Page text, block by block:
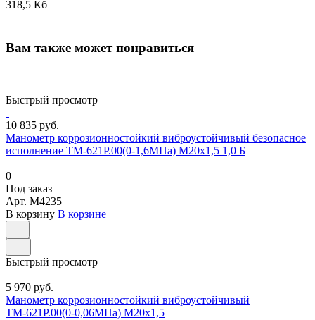
318,5 Кб
Вам также может понравиться
Быстрый просмотр
10 835 руб.
Манометр коррозионностойкий виброустойчивый безопасное
исполнение ТМ-621Р.00(0-1,6МПа) М20х1,5 1,0 Б
0
Под заказ
Арт. M4235
В корзину В корзине
Быстрый просмотр
5 970 руб.
Манометр коррозионностойкий виброустойчивый
ТМ-621Р.00(0-0,06МПа) М20х1,5